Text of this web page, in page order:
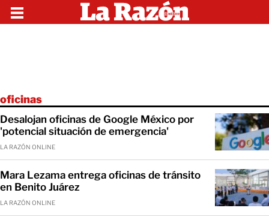
oficinas
Desalojan oficinas de Google México por
'potencial situación de emergencia'
LA RAZÓN ONLINE
Mara Lezama entrega oficinas de tránsito
en Benito Juárez
LA RAZÓN ONLINE